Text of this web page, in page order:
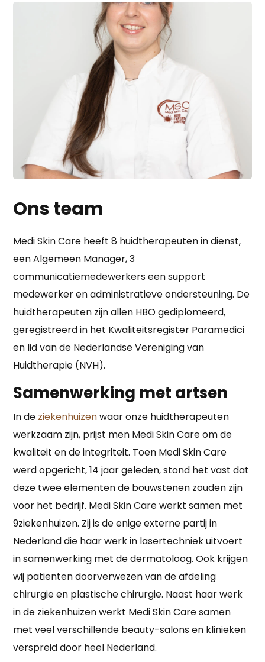
Ons team
Medi Skin Care heeft 8 huidtherapeuten in dienst,
een Algemeen Manager, 3
communicatiemedewerkers een support
medewerker en administratieve ondersteuning. De
huidtherapeuten zijn allen HBO gediplomeerd,
geregistreerd in het Kwaliteitsregister Paramedici
en lid van de Nederlandse Vereniging van
Huidtherapie (NVH).
Samenwerking met artsen
In de ziekenhuizenwaar onze huidtherapeuten
werkzaam zijn, prijst men Medi Skin Care om de
kwaliteit en de integriteit. Toen Medi Skin Care
werd opgericht, 14 jaar geleden, stond het vast dat
deze twee elementen de bouwstenen zouden zijn
voor het bedrijf. Medi Skin Care werkt samen met
9ziekenhuizen. Zij is de enige externe partij in
Nederland die haar werk in lasertechniek uitvoert
in samenwerking met de dermatoloog. Ook krijgen
wij patiënten doorverwezen van de afdeling
chirurgie en plastische chirurgie. Naast haar werk
in de ziekenhuizen werkt Medi Skin Care samen
met veel verschillende beauty-salons en klinieken
verspreid door heel Nederland.